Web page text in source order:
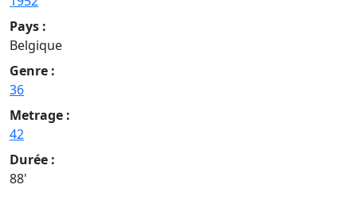
Pays :
Belgique
Genre :
36
Metrage :
42
Durée :
88'